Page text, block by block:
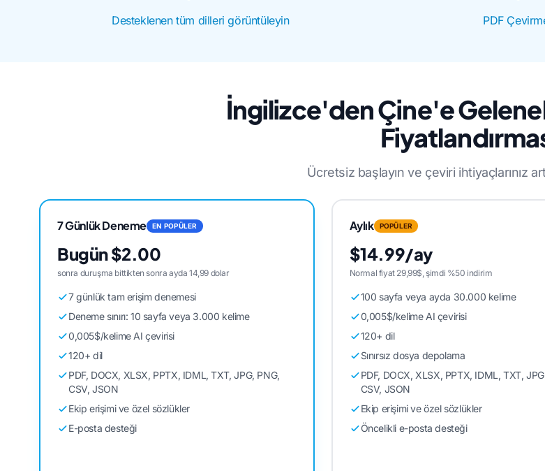
Desteklenen tüm dilleri görüntüleyin PDF
İngilizce'den Çine'e
Ücretsiz başlayın ve çeviri ihtiyaçlarınız
7 Günlük Deneme EN POPÜLER
Bugün $2.00
sonra duruşma bittikten sonra ayda 14,99 dolar
7 günlük tam erişim denemesi
Deneme sınırı: 10 sayfa veya 3.000 kelime
0,005$/kelime AI çevirisi
120+ dil
PDF, DOCX, XLSX, PPTX, IDML, TXT, JPG, PNG,
CSV, JSON
Ekip erişimi ve özel sözlükler
E-posta desteği
Aylık POPÜLER
$14.99/ay
Normal fiyat 29,99$, şimdi %50 indirim
100 sayfa veya ayda 30.000 kelime
0,005$/kelime AI çevirisi
120+ dil
Sınırsız dosya depolama
PDF, DOCX, XLSX, PPTX, IDML, TXT,
CSV, JSON
Ekip erişimi ve özel sözlükler
Öncelikli e-posta desteği